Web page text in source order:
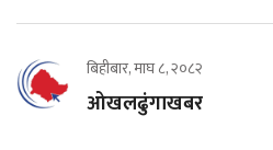
बिहीबार, माघ ८, २०८२
ओखलढुंगाखबर